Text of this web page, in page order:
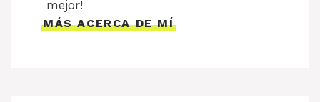
mejor!
MÁS ACERCA DE MÍ